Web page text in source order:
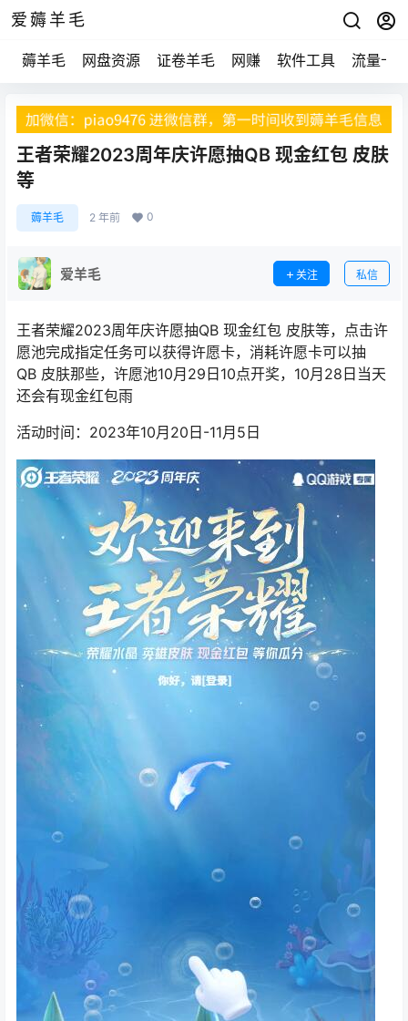
爱薅羊毛
薅羊毛 网盘资源 证卷羊毛 网赚 软件工具 流量卡
王者荣耀2023周年庆许愿抽QB 现金红包 皮肤
等
薅羊毛 2 年前 0
爱羊毛 关注 私信
王者荣耀2023周年庆许愿抽QB 现金红包 皮肤等，点击许
愿池完成指定任务可以获得许愿卡，消耗许愿卡可以抽
QB 皮肤那些，许愿池10月29日10点开奖，10月28日当天
还会有现金红包雨
活动时间：2023年10月20日-11月5日